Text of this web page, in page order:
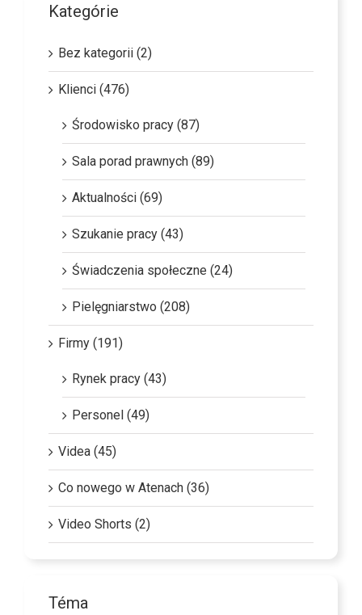
Kategórie
Bez kategorii (2)
Klienci (476)
Środowisko pracy (87)
Sala porad prawnych (89)
Aktualności (69)
Szukanie pracy (43)
Świadczenia społeczne (24)
Pielęgniarstwo (208)
Firmy (191)
Rynek pracy (43)
Personel (49)
Videa (45)
Co nowego w Atenach (36)
Video Shorts (2)
Téma